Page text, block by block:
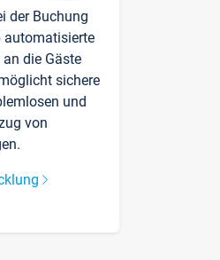
der Buchung
automatisierte
die Gäste
sichere
und
von